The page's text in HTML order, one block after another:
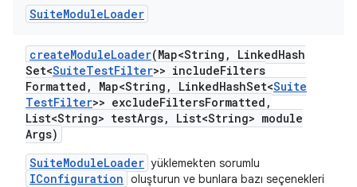
SuiteModuleLoader
createModuleLoader(Map<String , LinkedHash
Set<SuiteTestFilter>> includeFilters
Formatted , Map<String , LinkedHashSet<Suite
TestFilter>> excludeFiltersFormatted ,
List<String> testArgs,
List<String> module
Args)
SuiteModuleLoader yüklemekten sorumlu
IConfiguration oluşturun ve bunlara bazı seçenekleri